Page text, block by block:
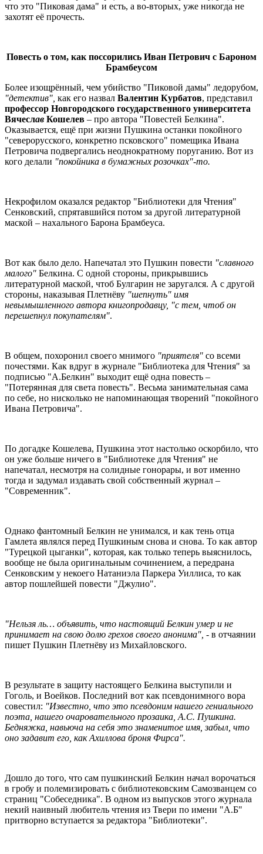
что это "Пиковая дама" и есть, а во-вторых, уже никогда не
захотят её прочесть.
Повесть о том, как поссорились Иван Петрович с Бароном
Брамбеусом
Более изощрённый, чем убийство "Пиковой дамы" ледорубом,
"детектив", как его назвал Валентин Курбатов, представил
профессор Новгородского государственного университета
Вячеслав Кошелев – про автора "Повестей Белкина".
Оказывается, ещё при жизни Пушкина останки покойного
"северорусского, конкретно псковского" помещика Ивана
Петровича подвергались неоднократному поруганию. Вот из
кого делали "покойника в бумажных розочках"-то.
Некрофилом оказался редактор "Библиотеки для Чтения"
Сенковский, спрятавшийся потом за другой литературной
маской – нахального Барона Брамбеуса.
Вот как было дело. Напечатал это Пушкин повести "славного
малого" Белкина. С одной стороны, прикрывшись
литературной маской, чтоб Булгарин не заругался. А с другой
стороны, наказывая Плетнёву "шепнуть" имя
невымышленного автора книгопродавцу, "с тем, чтоб он
перешепнул покупателям".
В общем, похоронил своего мнимого "приятеля" со всеми
почестями. Как вдруг в журнале "Библиотека для Чтения" за
подписью "А.Белкин" выходит ещё одна повесть –
"Потерянная для света повесть". Весьма занимательная сама
по себе, но нисколько не напоминающая творений "покойного
Ивана Петровича".
По догадке Кошелева, Пушкина этот настолько оскорбило, что
он уже больше ничего в "Библиотеке для Чтения" не
напечатал, несмотря на солидные гонорары, и вот именно
тогда и задумал издавать свой собственный журнал –
"Современник".
Однако фантомный Белкин не унимался, и как тень отца
Гамлета являлся перед Пушкиным снова и снова. То как автор
"Турецкой цыганки", которая, как только теперь выяснилось,
вообще не была оригинальным сочинением, а передрана
Сенковским у некоего Натаниэла Паркера Уиллиса, то как
автор пошлейшей повести "Джулио".
"Нельзя ль… объявить, что настоящий Белкин умер и не
принимает на свою долю грехов своего анонима", - в отчаянии
пишет Пушкин Плетнёву из Михайловского.
В результате в защиту настоящего Белкина выступили и
Гоголь, и Воейков. Последний вот как псевдонимного вора
совестил: "Известно, что это псевдоним нашего гениального
поэта, нашего очаровательного прозаика, А.С. Пушкина.
Бедняжка, навьюча на себя это знаменитое имя, забыл, что
оно задавит его, как Ахиллова броня Фирса".
Дошло до того, что сам пушкинский Белкин начал ворочаться
в гробу и полемизировать с библиотековским Самозванцем со
страниц "Собеседника". В одном из выпусков этого журнала
некий наивный любитель чтения из Твери по имени "А.Б"
притворно вступается за редактора "Библиотеки".